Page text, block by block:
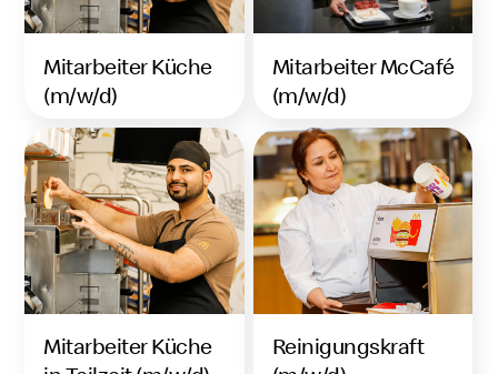
Mitarbeiter Küche
(m/w/d)
Mitarbeiter McCafé
(m/w/d)
Mitarbeiter Küche
Reinigungskraft